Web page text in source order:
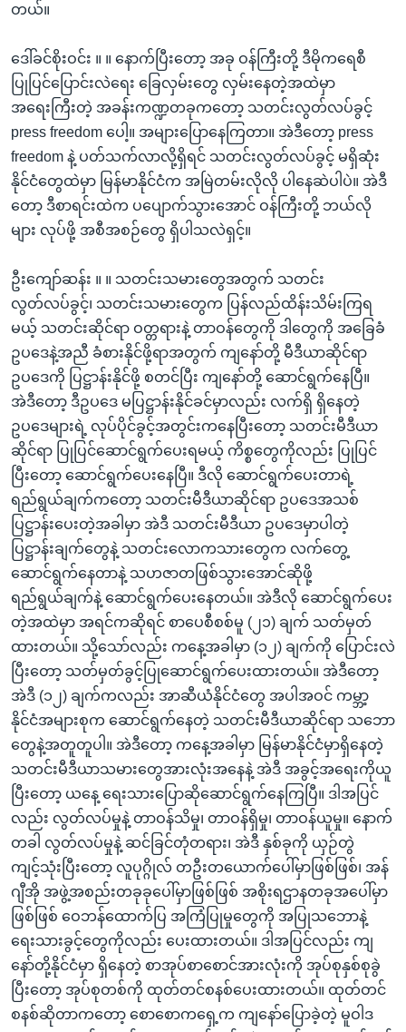
တယ်။
ဒေါ်ခင်စိုးဝင်း ။ ။ နောက်ပြီးတော့ အခု ဝန်ကြီးတို့ ဒီမိုကရေစီ
ပြုပြင်ပြောင်းလဲရေး ခြေလှမ်းတွေ လှမ်းနေတဲ့အထဲမှာ
အရေးကြီးတဲ့ အခန်းကဏ္ဍတခုကတော့ သတင်းလွတ်လပ်ခွင့်
press freedom ပေါ့။ အများပြောနေကြတာ။ အဲဒီတော့ press
freedom နဲ့ ပတ်သက်လာလို့ရှိရင် သတင်းလွတ်လပ်ခွင့် မရှိဆုံး
နိုင်ငံတွေထဲမှာ မြန်မာနိုင်ငံက အမြဲတမ်းလိုလို ပါနေဆဲပါပဲ။ အဲဒီ
တော့ ဒီစာရင်းထဲက ပပျောက်သွားအောင် ဝန်ကြီးတို့ ဘယ်လို
များ လုပ်ဖို့ အစီအစဉ်တွေ ရှိပါသလဲရှင့်။
ဦးကျော်ဆန်း ။ ။ သတင်းသမားတွေအတွက် သတင်း
လွတ်လပ်ခွင့်၊ သတင်းသမားတွေက ပြန်လည်ထိန်းသိမ်းကြရ
မယ့် သတင်းဆိုင်ရာ ဝတ္တရားနဲ့ တာဝန်တွေကို ဒါတွေကို အခြေခံ
ဥပဒေနဲ့အညီ ခံစားနိုင်ဖို့ရာအတွက် ကျနော်တို့ မီဒီယာဆိုင်ရာ
ဥပဒေကို ပြဋ္ဌာန်းနိုင်ဖို့ စတင်ပြီး ကျနော်တို့ ဆောင်ရွက်နေပြီ။
အဲဒီတော့ ဒီဥပဒေ မပြဋ္ဌာန်းနိုင်ခင်မှာလည်း လက်ရှိ ရှိနေတဲ့
ဥပဒေများရဲ့ လုပ်ပိုင်ခွင့်အတွင်းကနေပြီးတော့ သတင်းမီဒီယာ
ဆိုင်ရာ ပြုပြင်ဆောင်ရွက်ပေးရမယ့် ကိစ္စတွေကိုလည်း ပြုပြင်
ပြီးတော့ ဆောင်ရွက်ပေးနေပြီ။ ဒီလို ဆောင်ရွက်ပေးတာရဲ့
ရည်ရွယ်ချက်ကတော့ သတင်းမီဒီယာဆိုင်ရာ ဥပဒေအသစ်
ပြဋ္ဌာန်းပေးတဲ့အခါမှာ အဲဒီ သတင်းမီဒီယာ ဥပဒေမှာပါတဲ့
ပြဋ္ဌာန်းချက်တွေနဲ့ သတင်းလောကသားတွေက လက်တွေ့
ဆောင်ရွက်နေတာနဲ့ သဟဇာတဖြစ်သွားအောင်ဆိုဖို့
ရည်ရွယ်ချက်နဲ့ ဆောင်ရွက်ပေးနေတယ်။ အဲဒီလို ဆောင်ရွက်ပေး
တဲ့အထဲမှာ အရင်ကဆိုရင် စာပေစီစစ်မူ (၂၁) ချက် သတ်မှတ်
ထားတယ်။ သို့သော်လည်း ကနေ့အခါမှာ (၁၂) ချက်ကို ပြောင်းလဲ
ပြီးတော့ သတ်မှတ်ခွင့်ပြုဆောင်ရွက်ပေးထားတယ်။ အဲဒီတော့
အဲဒီ (၁၂) ချက်ကလည်း အာဆီယံနိုင်ငံတွေ အပါအဝင် ကမ္ဘာ့
နိုင်ငံအများစုက ဆောင်ရွက်နေတဲ့ သတင်းမီဒီယာဆိုင်ရာ သဘော
တွေနဲ့အတူတူပါ။ အဲဒီတော့ ကနေ့အခါမှာ မြန်မာနိုင်ငံမှာရှိနေတဲ့
သတင်းမီဒီယာသမားတွေအားလုံးအနေနဲ့ အဲဒီ အခွင့်အရေးကိုယူ
ပြီးတော့ ယနေ့ ရေးသားပြောဆိုဆောင်ရွက်နေကြပြီ။ ဒါအပြင်
လည်း လွတ်လပ်မှုနဲ့ တာဝန်သိမှု၊ တာဝန်ရှိမှု၊ တာဝန်ယူမှု။ နောက်
တခါ လွတ်လပ်မှုနဲ့ ဆင်ခြင်တုံတရား၊ အဲဒီ နှစ်ခုကို ယှဉ်တွဲ
ကျင့်သုံးပြီးတော့ လူပုဂ္ဂိုလ် တဦးတယောက်ပေါ်မှာဖြစ်ဖြစ်၊ အန်
ဂျီအို အဖွဲ့အစည်းတခုခုပေါ်မှာဖြစ်ဖြစ် အစိုးရဌာနတခုအပေါ်မှာ
ဖြစ်ဖြစ် ဝေဘန်ထောက်ပြ အကြံပြုမှုတွေကို အပြုသဘောနဲ့
ရေးသားခွင့်တွေကိုလည်း ပေးထားတယ်။ ဒါအပြင်လည်း ကျ
နော်တို့နိုင်ငံမှာ ရှိနေတဲ့ စာအုပ်စာစောင်အားလုံးကို အုပ်စုနှစ်စုခွဲ
ပြီးတော့ အုပ်စုတစ်ကို ထုတ်တင်စနစ်ပေးထားတယ်။ ထုတ်တင်
စနစ်ဆိုတာကတော့ စောစောကရှေ့က ကျနော်ပြောခဲ့တဲ့ မူဝါဒ